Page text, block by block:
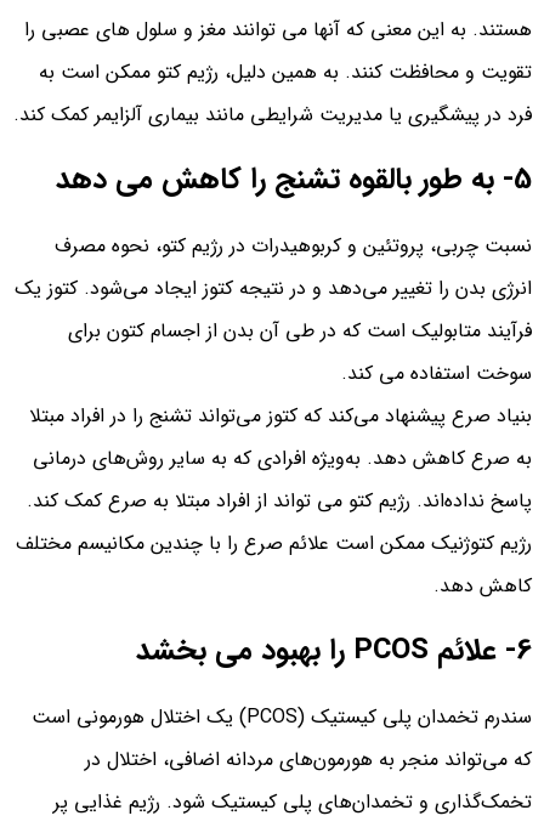
هستند. به این معنی که آنها می توانند مغز و سلول های عصبی را
تقویت و محافظت کنند. به همین دلیل، رژیم کتو ممکن است به
فرد در پیشگیری یا مدیریت شرایطی مانند بیماری آلزایمر کمک کند.
5- به طور بالقوه تشنج را کاهش می دهد
نسبت چربی، پروتئین و کربوهیدرات در رژیم کتو، نحوه مصرف
انرژی بدن را تغییر می‌دهد و در نتیجه کتوز ایجاد می‌شود. کتوز یک
فرآیند متابولیک است که در طی آن بدن از اجسام کتون برای
سوخت استفاده می کند.
بنیاد صرع پیشنهاد می‌کند که کتوز می‌تواند تشنج را در افراد مبتلا
به صرع کاهش دهد. به‌ویژه افرادی که به سایر روش‌های درمانی
پاسخ نداده‌اند. رژیم کتو می تواند از افراد مبتلا به صرع کمک کند.
رژیم کتوژنیک ممکن است علائم صرع را با چندین مکانیسم مختلف
کاهش دهد.
6- علائم PCOS را بهبود می بخشد
سندرم تخمدان پلی کیستیک (PCOS) یک اختلال هورمونی است
که می‌تواند منجر به هورمون‌های مردانه اضافی، اختلال در
تخمک‌گذاری و تخمدان‌های پلی کیستیک شود. رژیم غذایی پر